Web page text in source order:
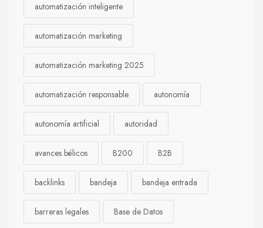
automatización inteligente
automatización marketing
automatización marketing 2025
automatización responsable autonomía
autonomía artificial autoridad
avances bélicos B200 B2B
backlinks bandeja bandeja entrada
barreras legales Base de Datos